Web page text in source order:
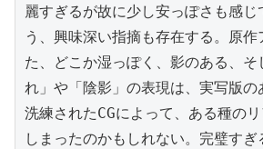
麗すぎるが故に少し安っぽさも感じ
う、興味深い指摘も存在する。原
た、どこか湿っぽく、影のある、
れ」や「陰影」の表現は、実写版の
洗練されたCGによって、ある種の
しまったのかもしれない。完璧す